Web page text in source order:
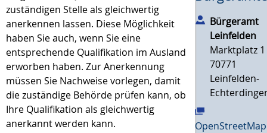
zuständigen Stelle als gleichwertig
anerkennen lassen. Diese Möglichkeit
haben Sie auch, wenn Sie eine
entsprechende Qualifikation im Ausland
erworben haben. Zur Anerkennung
müssen Sie Nachweise vorlegen, damit
die zuständige Behörde prüfen kann, ob
Ihre Qualifikation als gleichwertig
anerkannt werden kann.
Bürgeramt
Leinfelden
Marktplatz 1
70771
Leinfelden-
OpenStreetMap